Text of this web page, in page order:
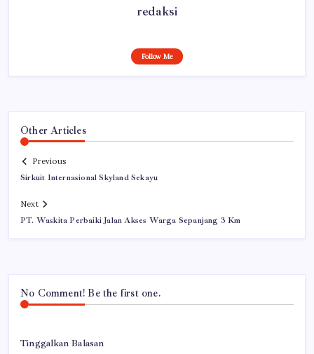
redaksi
Follow Me
Other Articles
Previous
Sirkuit Internasional Skyland Sekayu
Next
PT. Waskita Perbaiki Jalan Akses Warga Sepanjang 3 Km
No Comment! Be the first one.
Tinggalkan Balasan